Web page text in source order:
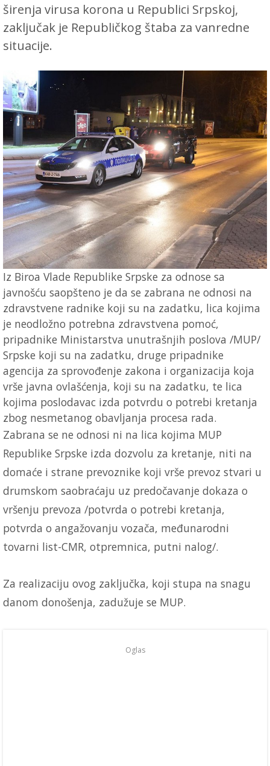
širenja virusa korona u Republici Srpskoj,
zaključak je Republičkog štaba za vanredne
situacije.
Iz Biroa Vlade Republike Srpske za odnose sa
javnošću saopšteno je da se zabrana ne odnosi na
zdravstvene radnike koji su na zadatku, lica kojima
je neodložno potrebna zdravstvena pomoć,
pripadnike Ministarstva unutrašnjih poslova /MUP/
Srpske koji su na zadatku, druge pripadnike
agencija za sprovođenje zakona i organizacija koja
vrše javna ovlašćenja, koji su na zadatku, te lica
kojima poslodavac izda potvrdu o potrebi kretanja
zbog nesmetanog obavljanja procesa rada.
Zabrana se ne odnosi ni na lica kojima MUP
Republike Srpske izda dozvolu za kretanje, niti na
domaće i strane prevoznike koji vrše prevoz stvari u
drumskom saobraćaju uz predočavanje dokaza o
vršenju prevoza /potvrda o potrebi kretanja,
potvrda o angažovanju vozača, međunarodni
tovarni list-CMR, otpremnica, putni nalog/.
Za realizaciju ovog zaključka, koji stupa na snagu
danom donošenja, zadužuje se MUP.
Oglas